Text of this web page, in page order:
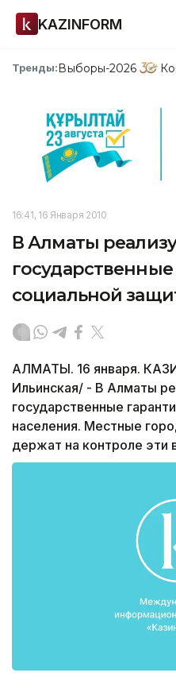
KAZINFORM
Тренды:Выборы-2026
16:41, 16 Января 2010
В Алматы
социальной
АЛМАТЫ. 16 января.
Ильинская/ - В Алматы
государственные
населения. Местные
держат на контроле эти